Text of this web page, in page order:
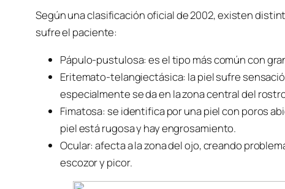
Según una clasificación oficial de 2002, existen
sufre el paciente:
Pápulo-pustulosa: es el tipo más común con
Eritemato-telangiectásica: la piel sufre
especialmente se da en la zona central del
Fimatosa: se identifica por una piel con poros
piel está rugosa y hay engrosamiento.
Ocular: afecta a la zona del ojo, creando
escozor y picor.